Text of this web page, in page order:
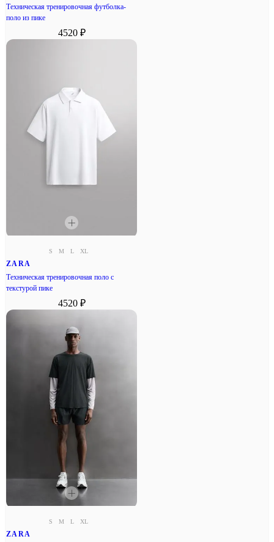
Техническая тренировочная футболка-
поло из пике
4520 ₽
S M L XL
ZARA
Техническая тренировочная поло с
текстурой пике
4520 ₽
S M L XL
ZARA